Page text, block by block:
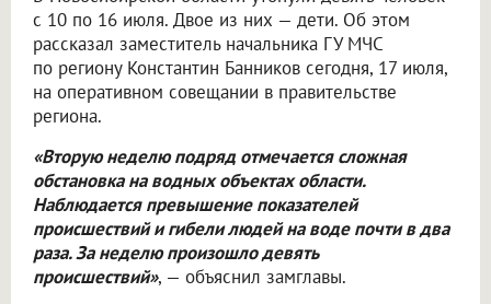
с 10 по 16 июля. Двое из них — дети. Об этом
рассказал заместитель начальника ГУ МЧС
по региону Константин Банников сегодня, 17 июля,
на оперативном совещании в правительстве
региона.
«Вторую неделю подряд отмечается сложная
обстановка на водных объектах области.
Наблюдается превышение показателей
происшествий и гибели людей на воде почти в два
раза. За неделю произошло девять
происшествий», — объяснил замглавы.